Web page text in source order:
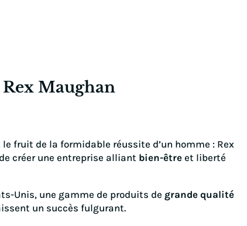
Maughan
fruit de la formidable réussite d’un homme : Rex
créer une entreprise alliant bien-êtreet liberté
Unis, une gamme de produits de grande qualité
un succès fulgurant.